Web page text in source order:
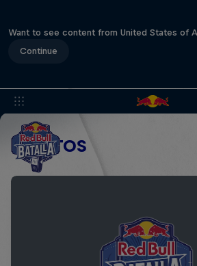
Want to see content from United States of
Continue
EVENTOS